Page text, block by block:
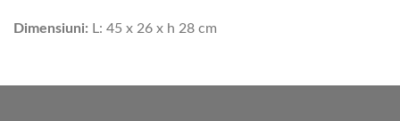
Dimensiuni: L: 45 x 26 x h 28 cm